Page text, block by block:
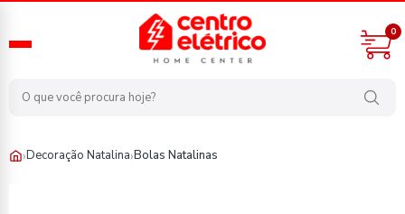
0
›Decoração Natalina›Bolas Natalinas